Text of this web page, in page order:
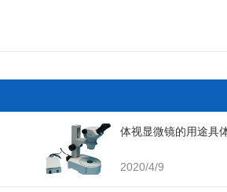
体视显微镜的用途具
2020/4/9